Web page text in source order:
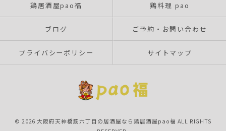
鶏居酒屋pao福 鶏料理 pao
ブログ ご予約・お問い合わせ
プライバシーポリシー サイトマップ
© 2026 大阪府天神橋筋六丁目の居酒屋なら鶏居酒屋pao福 ALL RIGHTS